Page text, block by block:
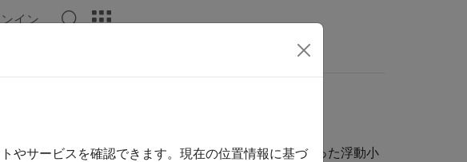
イン
イズ
にマッピングするとき、独自のカスタム IP 構成を行った浮動小
やサービスを確認できます。現在の位置情報に基づ